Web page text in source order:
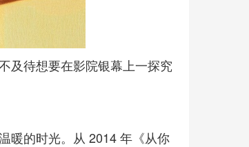
及待想要在影院银幕上一探究
暖的时光。从 2014 年《从你